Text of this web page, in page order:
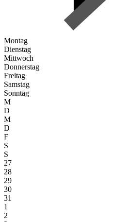
Montag
Dienstag
Mittwoch
Donnerstag
Freitag
Samstag
Sonntag
M
D
M
D
F
S
S
27
28
29
30
31
1
2